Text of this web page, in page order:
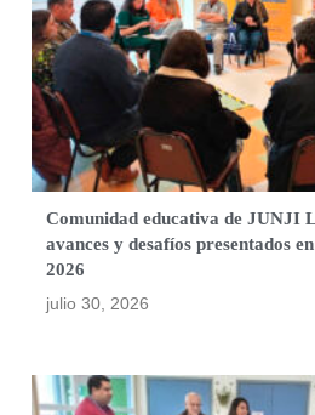
Comunidad educativa de JUNJI
avances y desafíos presentados
2026
julio 30, 2026